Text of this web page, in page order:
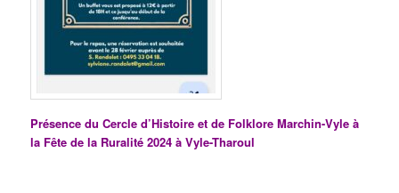
Présence du Cercle d’Histoire et de Folklore Marchin-Vyle à
la Fête de la Ruralité 2024 à Vyle-Tharoul